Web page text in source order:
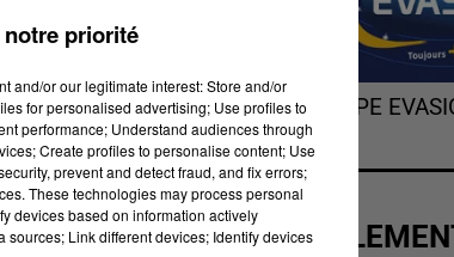
L'HOROSCOPE
priorité
and/or our legitimate interest: Store and/or
for personalised advertising; Use profiles to
performance; Understand audiences through
Create profiles to personalise content; Use
prevent and detect fraud, and fix errors;
These technologies may process personal
devices based on information actively
Link different devices; Identify devices